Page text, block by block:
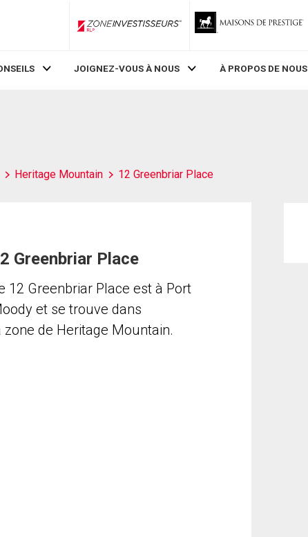
ZoneInvestisseurs RLP
JOIGNEZ-VOUS À NOUS À PROPOS DE NOUS
Heritage Mountain 12 Greenbriar Place
Greenbriar Place
12 Greenbriar Place est à Port
et se trouve dans
zone de Heritage Mountain.